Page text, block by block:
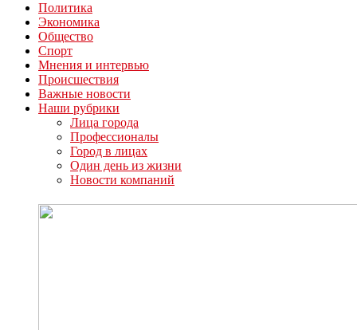
Политика
Экономика
Общество
Спорт
Мнения и интервью
Происшествия
Важные новости
Наши рубрики
Лица города
Профессионалы
Город в лицах
Один день из жизни
Новости компаний